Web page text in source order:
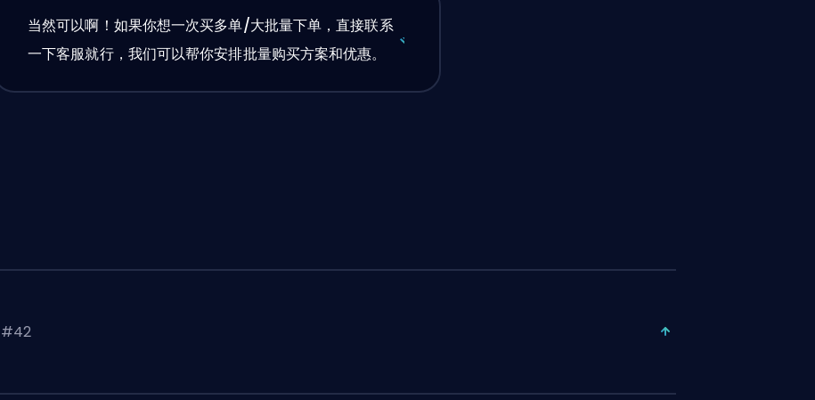
当然可以啊！如果你想一次买多单/大批量下单，直接联系
一下客服就行，我们可以帮你安排批量购买方案和优惠。
#42